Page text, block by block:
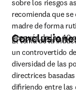
sobre los riesgos
recomienda que
madre de forma
después de las 40
El tema de la
un controvertido
diversidad de las
directrices
diﬁriendo entre las